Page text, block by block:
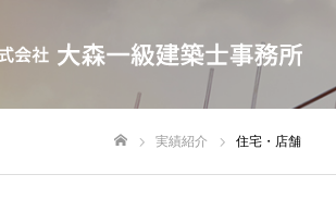
実績紹介 住宅・店舗